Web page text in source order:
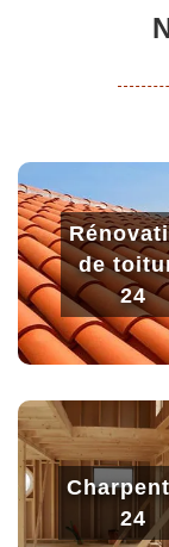
de
24
24